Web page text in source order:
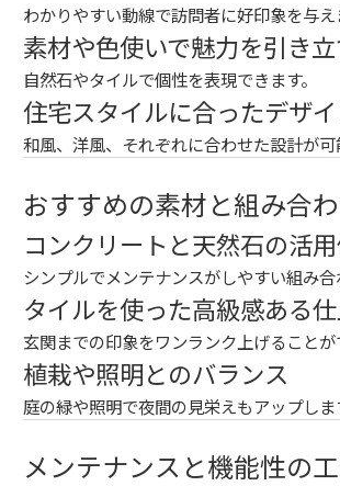
わかりやすい動線で訪問者に好印象を与え
素材や色使いで魅力を引き
自然石やタイルで個性を表現できます。
住宅スタイルに合ったデザ
和風、洋風、それぞれに合わせた設計が可
おすすめの素材と組み合
コンクリートと天然石の活
シンプルでメンテナンスがしやすい組み合
タイルを使った高級感ある
玄関までの印象をワンランク上げることが
植栽や照明とのバランス
庭の緑や照明で夜間の見栄えもアップしま
メンテナンスと機能性の